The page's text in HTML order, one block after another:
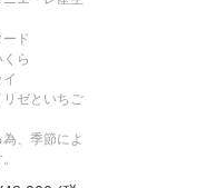
ド
ら
リゼといちご
、季節によ